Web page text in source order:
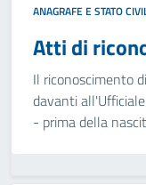
ANAGRAFE E STATO
Atti di
Il riconoscimento
davanti
- prima della